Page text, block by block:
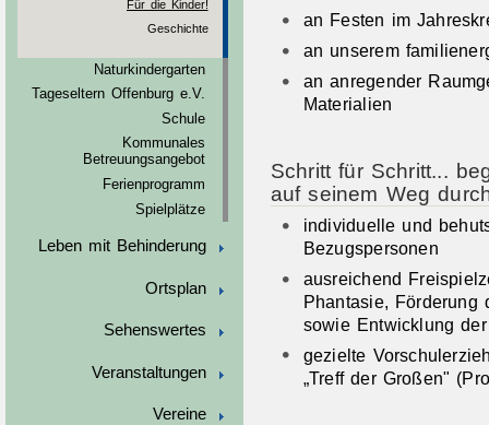
Für die Kinder!
Geschichte
Naturkindergarten
Tageseltern Offenburg e.V.
Schule
Kommunales
Betreuungsangebot
Ferienprogramm
Spielplätze
Leben mit Behinderung
Ortsplan
Sehenswertes
Veranstaltungen
Vereine
an Festen im
an unserem
an anregender
Materialien
Schritt für Schritt...
auf seinem Weg
individuelle und
Bezugspersonen
ausreichend
Phantasie, Förderung
sowie Entwicklung
gezielte
„Treff der Großen"